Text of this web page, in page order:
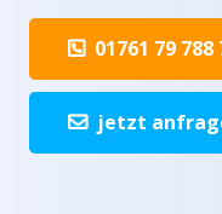
01761 79 788
jetzt